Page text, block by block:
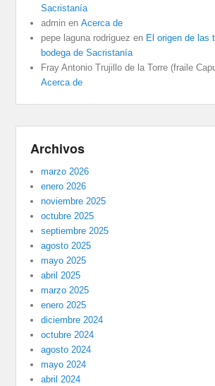
Sacristanía
admin enAcerca de
pepe laguna rodriguez en El origen de las
bodega de Sacristanía
Fray Antonio Trujillo de la Torre (fraile
Acerca de
Archivos
marzo 2026
enero 2026
noviembre 2025
octubre 2025
septiembre 2025
agosto 2025
mayo 2025
abril 2025
marzo 2025
enero 2025
diciembre 2024
octubre 2024
agosto 2024
mayo 2024
abril 2024